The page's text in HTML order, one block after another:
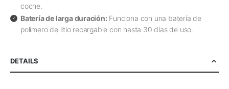
coche.
Batería de larga duración: Funciona con una batería de
polímero de litio recargable con hasta 30 días de uso.
DETAILS